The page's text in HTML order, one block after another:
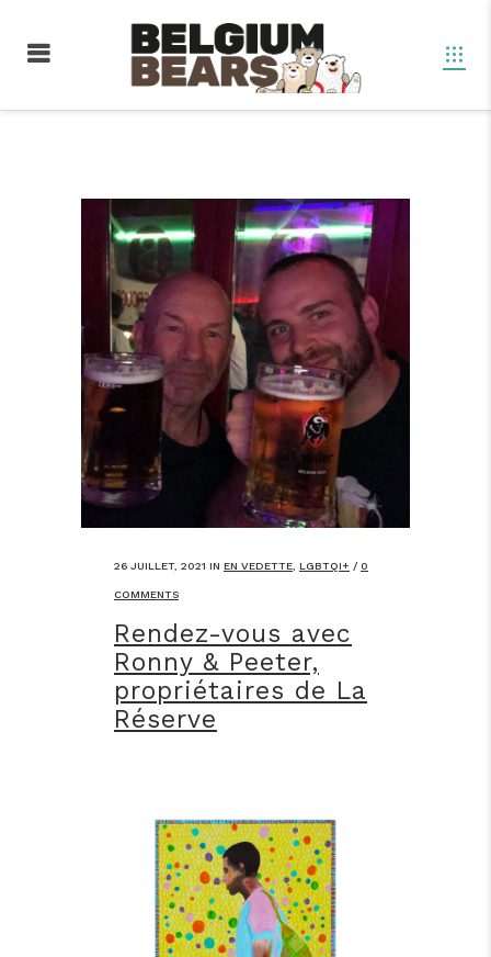
26 JUILLET, 2021 IN EN VEDETTE LGBTQI+ / 0
COMMENTS
Rendez-vous avec
Ronny & Peeter,
propriétaires de La
Réserve